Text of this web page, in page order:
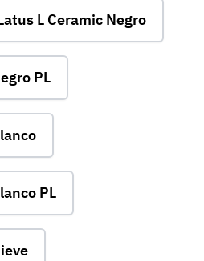
L Ceramic Negro
PL
PL